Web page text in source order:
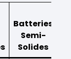
Batteries
Semi-
Solides